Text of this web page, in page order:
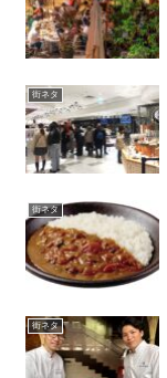
街ネタ
街ネタ
街ネタ